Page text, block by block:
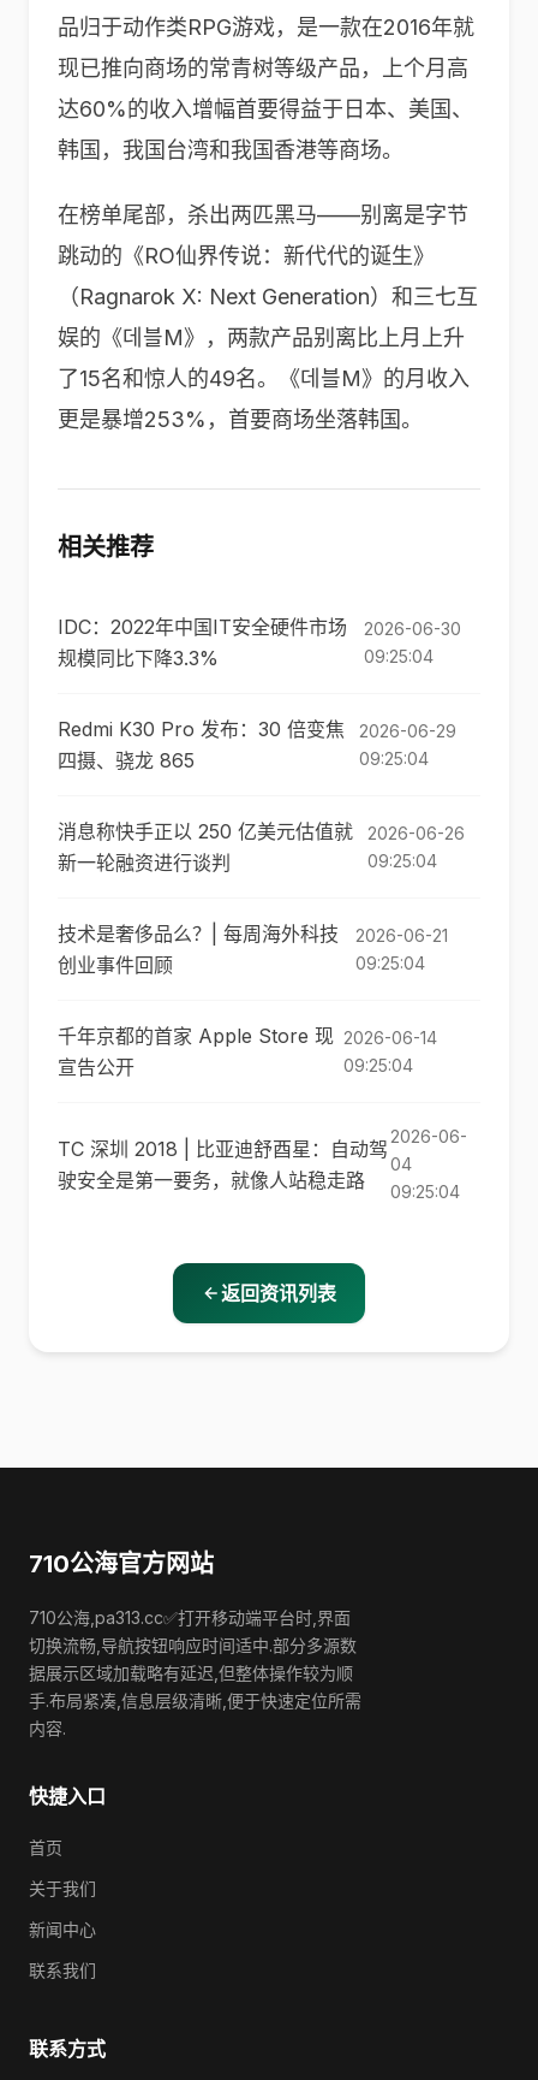
品归于动作类RPG游戏，是一款在2016年就
现已推向商场的常青树等级产品，上个月高
达60%的收入增幅首要得益于日本、美国、
韩国，我国台湾和我国香港等商场。
在榜单尾部，杀出两匹黑马——别离是字节
跳动的《RO仙界传说：新代代的诞生》
（Ragnarok X: Next Generation）和三七互
娱的《데블M》，两款产品别离比上月上升
了15名和惊人的49名。《데블M》的月收入
更是暴增253%，首要商场坐落韩国。
相关推荐
IDC：2022年中国IT安全硬件市场
规模同比下降3.3%
2026-06-30
09:25:04
Redmi K30 Pro 发布：30 倍变焦
四摄、骁龙 865
2026-06-29
09:25:04
消息称快手正以 250 亿美元估值就
新一轮融资进行谈判
2026-06-26
09:25:04
技术是奢侈品么？| 每周海外科技
创业事件回顾
2026-06-21
09:25:04
千年京都的首家 Apple Store 现
宣告公开
2026-06-14
09:25:04
TC 深圳 2018 | 比亚迪舒酉星：自动驾
驶安全是第一要务，就像人站稳走路
2026-06-
04
09:25:04
返回资讯列表
710公海官方网站
710公海,pa313.cc✅打开移动端平台时,界面
切换流畅,导航按钮响应时间适中.部分多源数
据展示区域加载略有延迟,但整体操作较为顺
手.布局紧凑,信息层级清晰,便于快速定位所需
内容.
快捷入口
首页
关于我们
新闻中心
联系我们
联系方式